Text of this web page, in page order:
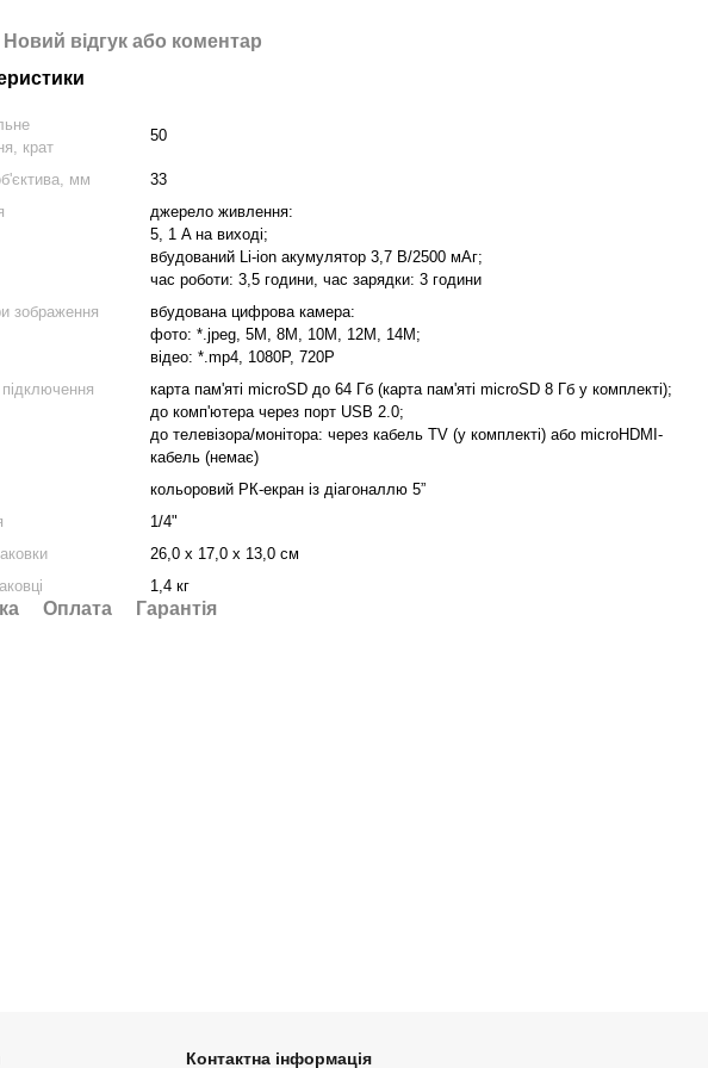
Новий відгук або коментар
крат
50
мм
33
джерело живлення:
5, 1 A на виході;
вбудований Li-ion акумулятор 3,7 В/2500 мАг;
час роботи: 3,5 години, час зарядки: 3 години
зображення
вбудована цифрова камера:
фото: *.jpeg, 5M, 8M, 10M, 12M, 14M;
відео: *.mp4, 1080P, 720P
карта пам'яті microSD до 64 Гб (карта пам'яті microSD 8 Гб у комплекті);
до комп'ютера через порт USB 2.0;
до телевізора/монітора: через кабель TV (у комплекті) або microHDMI-
кабель (немає)
кольоровий РК-екран із діагоналлю 5”
1/4"
26,0 x 17,0 x 13,0 см
1,4 кг
Оплата Гарантія
Контактна інформація